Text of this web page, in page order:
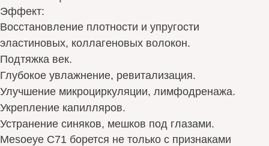
Эффект:
Восстановление плотности и упругости
эластиновых, коллагеновых волокон.
Подтяжка век.
Глубокое увлажнение, ревитализация.
Улучшение микроциркуляции, лимфодренажа.
Укрепление капилляров.
Устранение синяков, мешков под глазами.
Mesoeye C71 борется не только с признаками